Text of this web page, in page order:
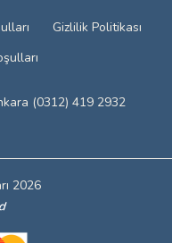
Gizlilik Politikası
(0312) 419 2932
2026